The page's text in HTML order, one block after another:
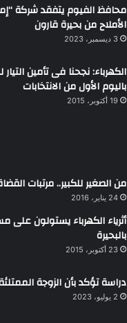
محافظ الفيوم يتفقد شركة
الأملاح من بحيرة قارون
3 ديسمبر، 2023
الكهرباء: نجحنا فى تأمين التيار
باليوم الأول من الانتخابات
19 أكتوبر، 2015
من الصغير للكبير.. مرتبات
24 يناير، 2016
أثرياء الكهرباء يستولون على
بالبحيرة
23 أكتوبر، 2015
دراسة تؤكد بأن الزوجة
2 يوليو، 2023